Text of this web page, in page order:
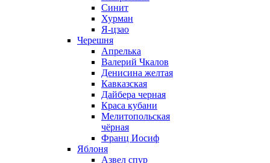
Синит
Хурман
Я-цзао
Черешня
Апрелька
Валерий Чкалов
Денисина желтая
Кавказская
Дайбера черная
Краса кубани
Мелитопольская
чёрная
Франц Иосиф
Яблоня
Азвел спур